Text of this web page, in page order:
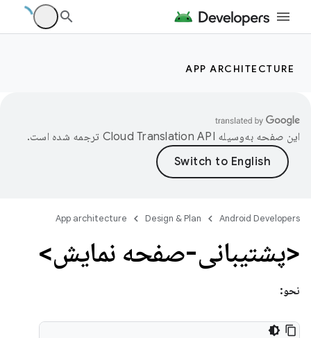
APP ARCHITECTURE
این صفحه به‌وسیله ترجمه شده است.
Android Developers
Design & Plan
App architecture
<پشتیبانی-صفحه نمایش>
نحو: